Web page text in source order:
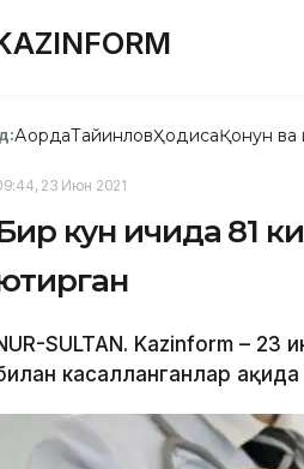
АқордаТайинловҲодисаҚонун ва
23 Июн 2021
кун ичида 81
SULTAN. Kazinform – 23
касалланганлар